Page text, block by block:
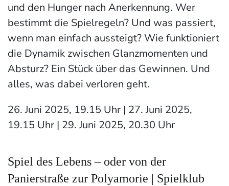
und den Hunger nach Anerkennung. Wer
bestimmt die Spielregeln? Und was passiert,
wenn man einfach aussteigt? Wie funktioniert
die Dynamik zwischen Glanzmomenten und
Absturz? Ein Stück über das Gewinnen. Und
alles, was dabei verloren geht.
26. Juni 2025, 19.15 Uhr | 27. Juni 2025,
19.15 Uhr | 29. Juni 2025, 20.30 Uhr
Spiel des Lebens – oder von der
Panierstraße zur Polyamorie | Spielklub